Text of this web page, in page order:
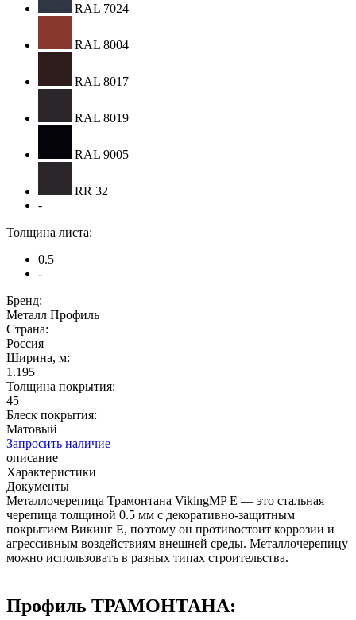
RAL 7024
RAL 8004
RAL 8017
RAL 8019
RAL 9005
RR 32
-
Толщина листа:
0.5
-
Бренд:
Металл Профиль
Страна:
Россия
Ширина, м:
1.195
Толщина покрытия:
45
Блеск покрытия:
Матовый
Запросить наличие
описание
Характеристики
Документы
Металлочерепица Трамонтана VikingMP E — это стальная
черепица толщиной 0.5 мм с декоративно-защитным
покрытием Викинг Е, поэтому он противостоит коррозии и
агрессивным воздействиям внешней среды. Металлочерепицу
можно использовать в разных типах строительства.
Профиль ТРАМОНТАНА: